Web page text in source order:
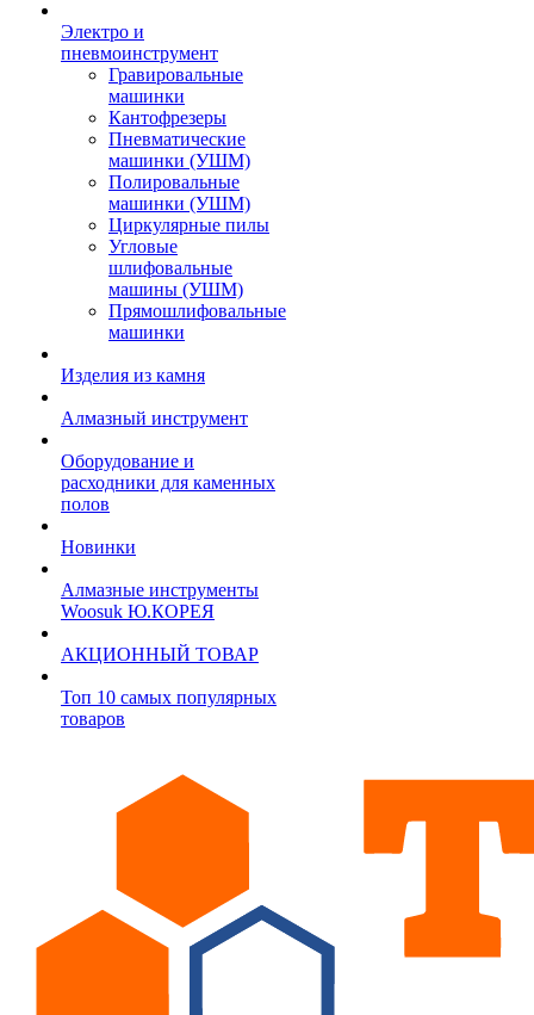
Электро и
пневмоинструмент
Гравировальные
машинки
Кантофрезеры
Пневматические
машинки (УШМ)
Полировальные
машинки (УШМ)
Циркулярные пилы
Угловые
шлифовальные
машины (УШМ)
Прямошлифовальные
машинки
Изделия из камня
Алмазный инструмент
Оборудование и
расходники для каменных
полов
Новинки
Алмазные инструменты
Woosuk Ю.КОРЕЯ
АКЦИОННЫЙ ТОВАР
Топ 10 самых популярных
товаров